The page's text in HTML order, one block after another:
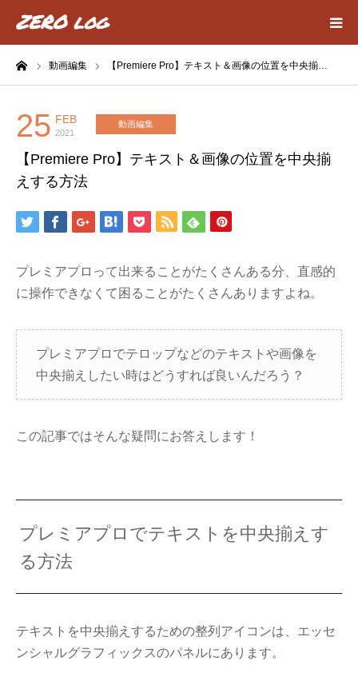
動画編集 【Premiere Pro】テキスト＆画像の位置を中央揃…
25 FEB
2021
動画編集
【Premiere Pro】テキスト＆画像の位置を中央揃
えする方法
プレミアプロって出来ることがたくさんある分、直感的
に操作できなくて困ることがたくさんありますよね。
プレミアプロでテロップなどのテキストや画像を
中央揃えしたい時はどうすれば良いんだろう？
この記事ではそんな疑問にお答えします！
プレミアプロでテキストを中央揃えす
る方法
テキストを中央揃えするための整列アイコンは、エッセ
ンシャルグラフィックスのパネルにあります。
HOME
Webデザイン
動画編集
contact